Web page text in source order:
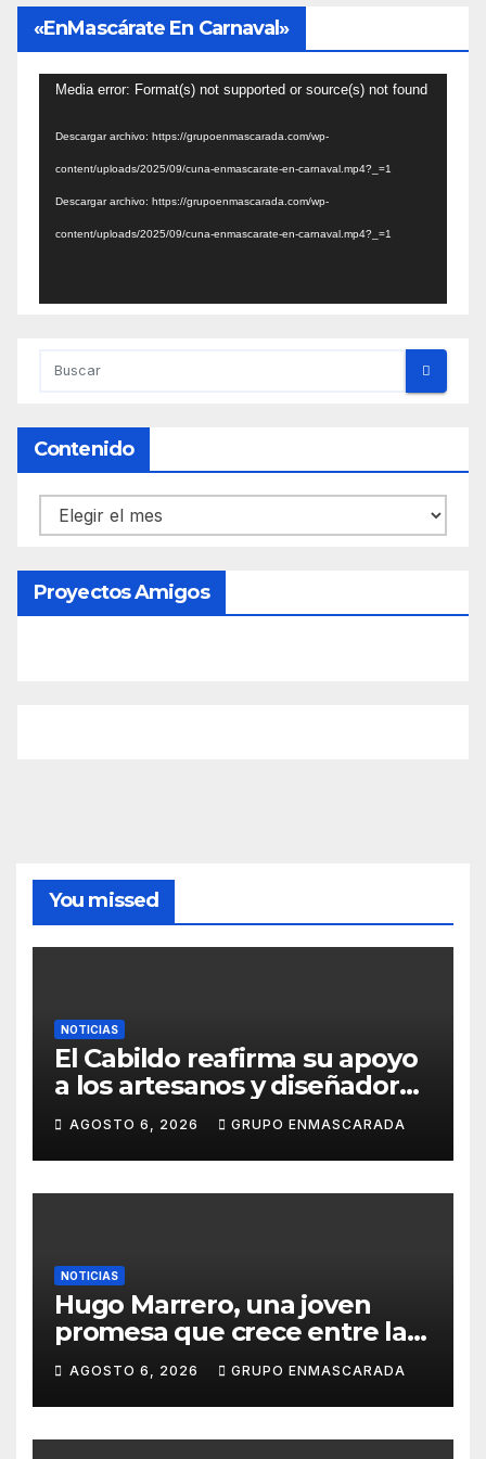
«EnMascárate En Carnaval»
Reproductor
Media error: Format(s) not supported or source(s) not found
Descargar archivo: https://grupoenmascarada.com/wp-
content/uploads/2025/09/cuna-enmascarate-en-carnaval.mp4?_=1
Descargar archivo: https://grupoenmascarada.com/wp-
content/uploads/2025/09/cuna-enmascarate-en-carnaval.mp4?_=1
Contenido
Contenido
Proyectos Amigos
You missed
NOTICIAS
El Cabildo reafirma su apoyo
a los artesanos y diseñadores
del Carnaval de Tenerife
AGOSTO 6, 2026 GRUPO ENMASCARADA
NOTICIAS
Hugo Marrero, una joven
promesa que crece entre la
música y la pasión por el
Carnaval
AGOSTO 6, 2026 GRUPO ENMASCARADA